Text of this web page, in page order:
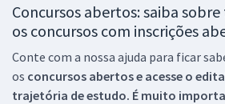
Concursos abertos: saiba
os concursos com inscrições
Conte com a nossa ajuda para ficar
os concursos abertos e acesse o
trajetória de estudo. É muito